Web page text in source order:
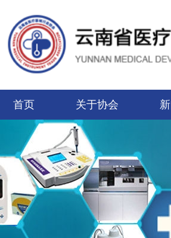
首页 关于协会